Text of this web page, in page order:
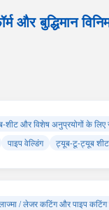
बुद्धिमान
और विशेष अनुप्रयोगों के लिए
पाइप वेल्डिंग ट्यूब-टू-ट्यूब शीट
/ लेजर कटिंग और पाइप कटिंग